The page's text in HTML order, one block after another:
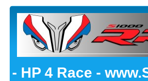
- HP 4 Race -